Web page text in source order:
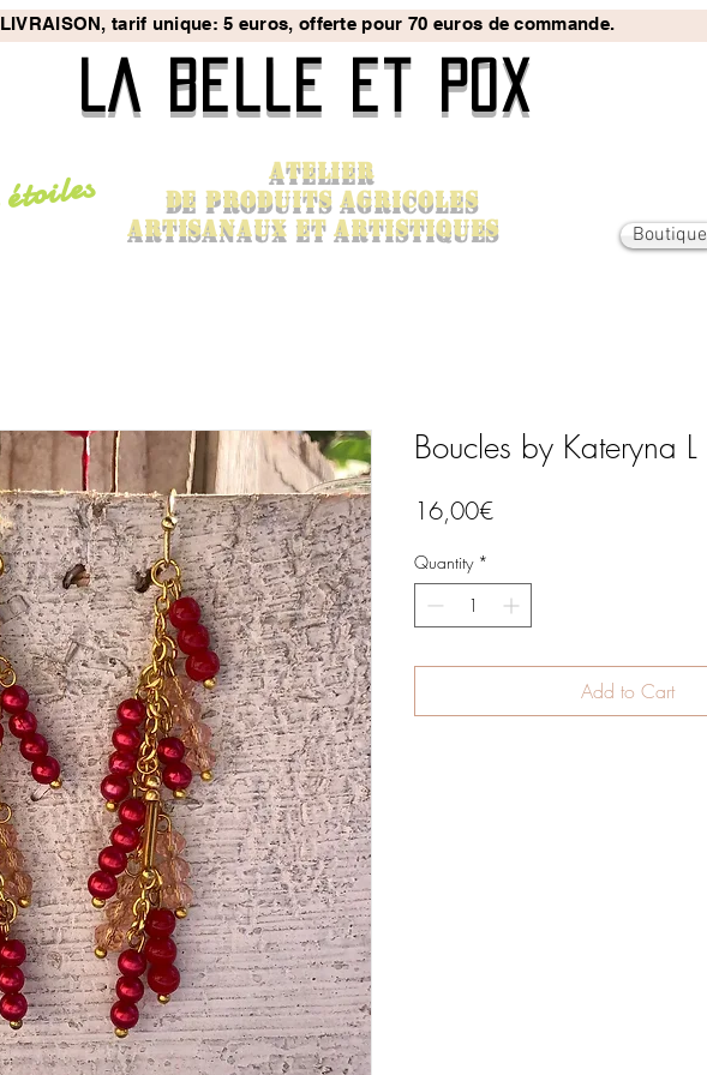
LIVRAISON, tarif unique: 5 euros, offerte pour 70 euros de commande.
La Belle et Pox
ATElier
dePRODUITS AGrICOles
ARTISANaux ET ARTISTIQUES
Boutique
Boucles by Kateryna L
16,00€Price
Quantity *
Add to Cart